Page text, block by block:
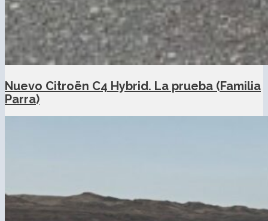
Nuevo Citroën C4 Hybrid. La prueba (Familia
Parra)